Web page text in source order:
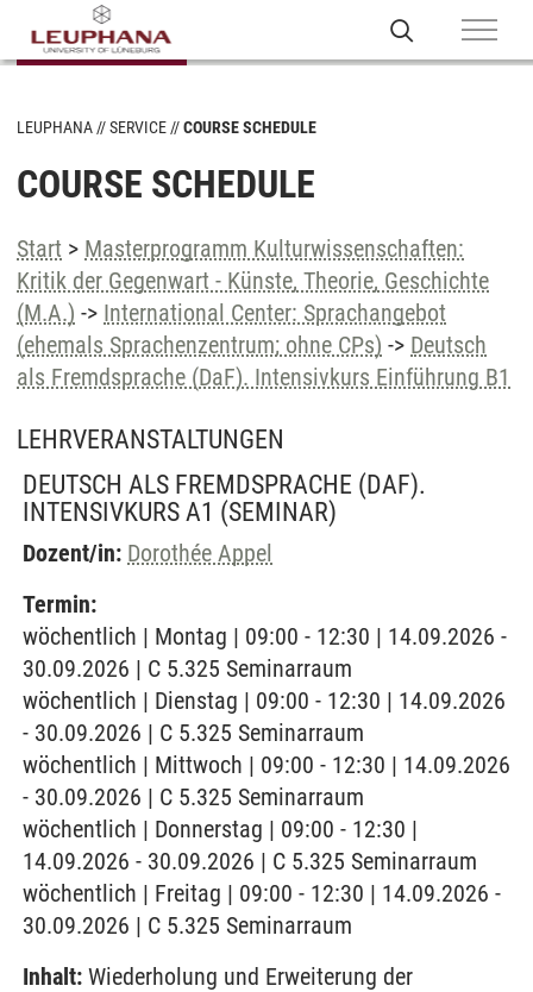
LEUPHANA SERVICE COURSE SCHEDULE
COURSE SCHEDULE
Start > Masterprogramm Kulturwissenschaften:
Kritik der Gegenwart - Künste, Theorie, Geschichte
(M.A.) -> International Center: Sprachangebot
(ehemals Sprachenzentrum; ohne CPs) -> Deutsch
als Fremdsprache (DaF). Intensivkurs Einführung B1
LEHRVERANSTALTUNGEN
DEUTSCH ALS FREMDSPRACHE (DAF).
INTENSIVKURS A1 (SEMINAR)
Dozent/in: Dorothée Appel
Termin:
wöchentlich | Montag | 09:00 - 12:30 | 14.09.2026 -
30.09.2026 | C 5.325 Seminarraum
wöchentlich | Dienstag | 09:00 - 12:30 | 14.09.2026
- 30.09.2026 | C 5.325 Seminarraum
wöchentlich | Mittwoch | 09:00 - 12:30 | 14.09.2026
- 30.09.2026 | C 5.325 Seminarraum
wöchentlich | Donnerstag | 09:00 - 12:30 |
14.09.2026 - 30.09.2026 | C 5.325 Seminarraum
wöchentlich | Freitag | 09:00 - 12:30 | 14.09.2026 -
30.09.2026 | C 5.325 Seminarraum
Inhalt: Wiederholung und Erweiterung der